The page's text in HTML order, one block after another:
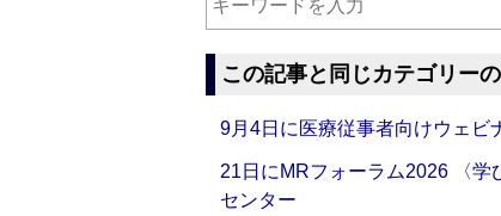
この記事と同じカテゴリー
9月4日に医療従事者向けウェ
21日にMRフォーラム2026 〈
センター